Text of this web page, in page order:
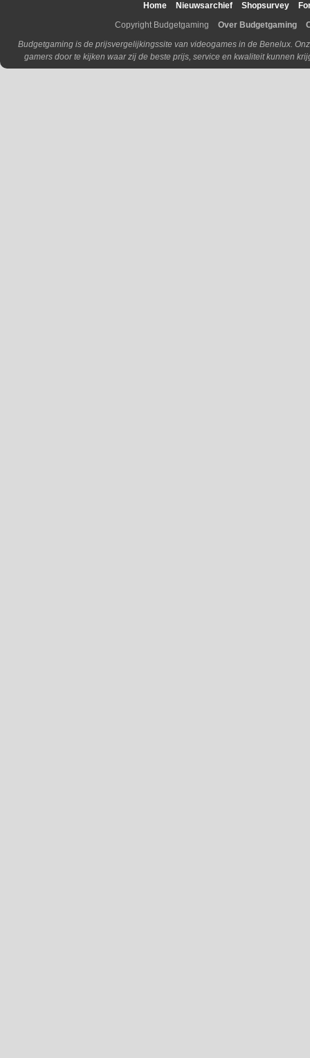
Home Nieuwsarchief Shopsurvey
Copyright Budgetgaming
Over Budgetgaming
Budgetgaming is de prijsvergelijkingssite van videogames in de Benelux.
gamers door te kijken waar zij de beste prijs, service en kwaliteit kunnen